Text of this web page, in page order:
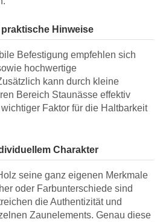
Hinweise
Befestigung empfehlen sich
hochwertige
kann durch kleine
Bereich Staunässe effektiv
Faktor für die Haltbarkeit
Charakter
seine ganz eigenen Merkmale
oder Farbunterschiede sind
die Authentizität und
Zaunelements. Genau diese